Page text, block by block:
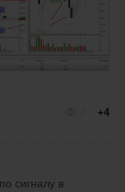
+4
сигналу в